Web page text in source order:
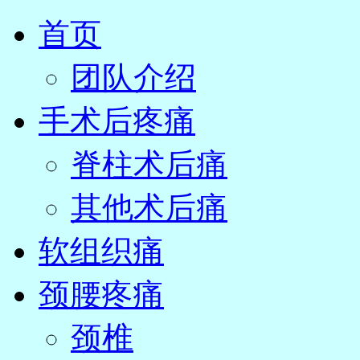
首页
团队介绍
手术后疼痛
脊柱术后痛
其他术后痛
软组织痛
颈腰疼痛
颈椎